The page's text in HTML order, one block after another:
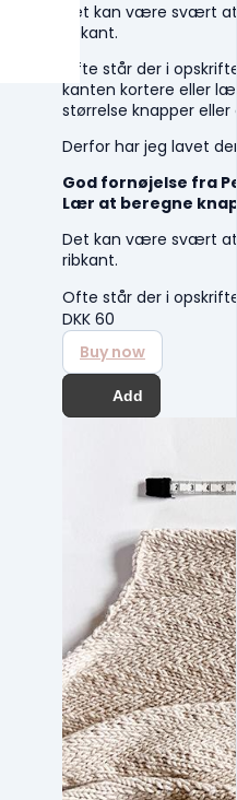
Det kan være svært
ribkant.
Ofte står der i
kanten kortere eller
størrelse knapper
Derfor har jeg lavet
God fornøjelse fra
Lær at beregne
Det kan være svært at
ribkant.
Ofte står der i
DKK 60
Buy now
Add